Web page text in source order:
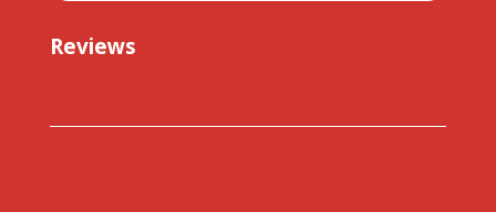
Reviews